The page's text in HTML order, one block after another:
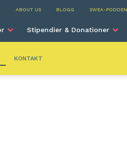
ABOUT US BLOGG SWEA-PODDEN
Stipendier & Donationer
KONTAKT